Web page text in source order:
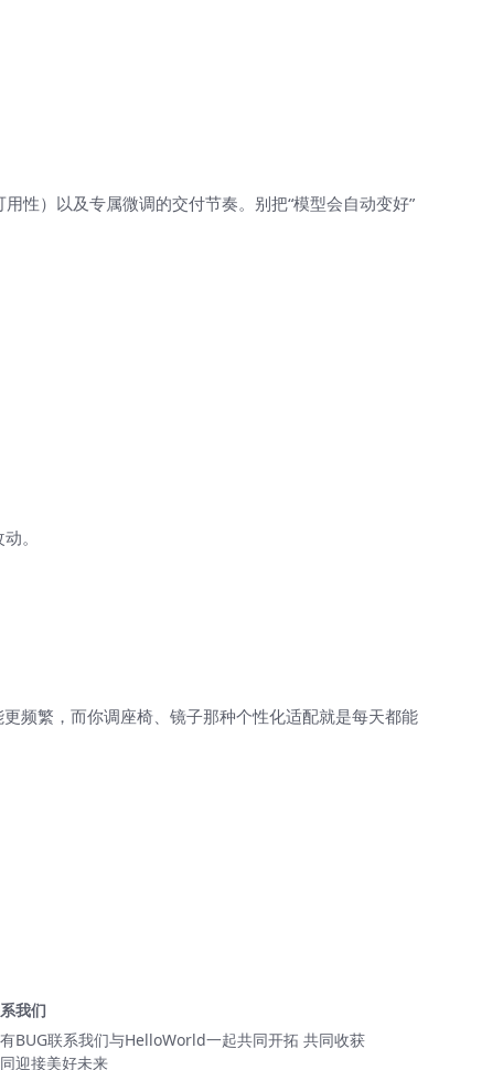
性）以及专属微调的交付节奏。别把“模型会自动变好”
。
频繁，而你调座椅、镜子那种个性化适配就是每天都能
我们
BUG联系我们与HelloWorld一起共同开拓 共同收获
迎接美好未来